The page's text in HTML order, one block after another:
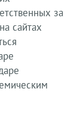
за
сайтах